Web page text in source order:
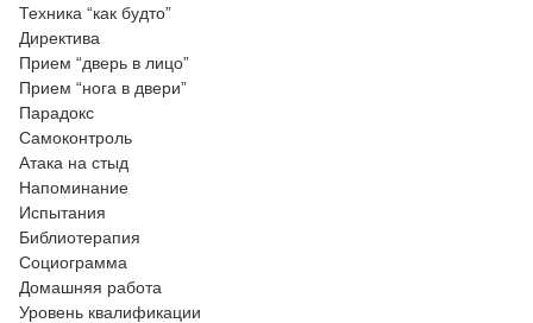
Техника “как будто”
Директива
Прием “дверь в лицо”
Прием “нога в двери”
Парадокс
Самоконтроль
Атака на стыд
Напоминание
Испытания
Библиотерапия
Социограмма
Домашняя работа
Уровень квалификации